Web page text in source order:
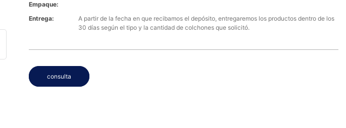
Empaque:
Entrega:
A partir de la fecha en que recibamos el depósito, entregaremos los productos dentro de los
30 días según el tipo y la cantidad de colchones que solicitó.
consulta